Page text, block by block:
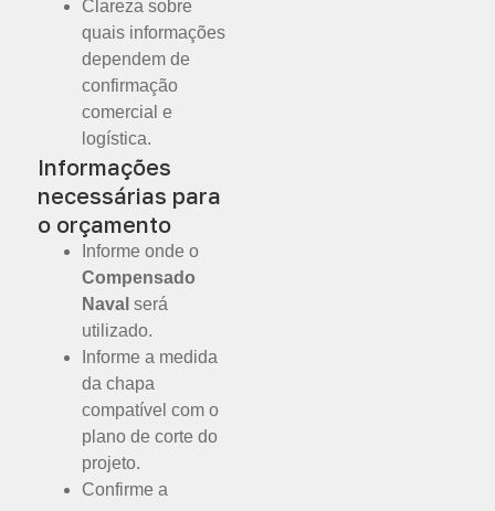
Clareza sobre
quais informações
dependem de
confirmação
comercial e
logística.
Informações
necessárias para
o orçamento
Informe onde o
Compensado
Naval será
utilizado.
Informe a medida
da chapa
compatível com o
plano de corte do
projeto.
Confirme a